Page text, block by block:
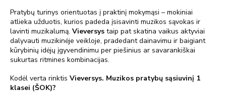
Pratybų turinys orientuotas į praktinį mokymąsi – mokiniai
atlieka užduotis, kurios padeda įsisavinti muzikos sąvokas ir
lavinti muzikalumą. Vieversys taip pat skatina vaikus aktyviai
dalyvauti muzikinėje veikloje, pradedant dainavimu ir baigiant
kūrybinių idėjų įgyvendinimu per piešinius ar savarankiškai
sukurtas ritmines kombinacijas.
Kodėl verta rinktis Vieversys. Muzikos pratybų sąsiuvinį 1
klasei (ŠOK)?